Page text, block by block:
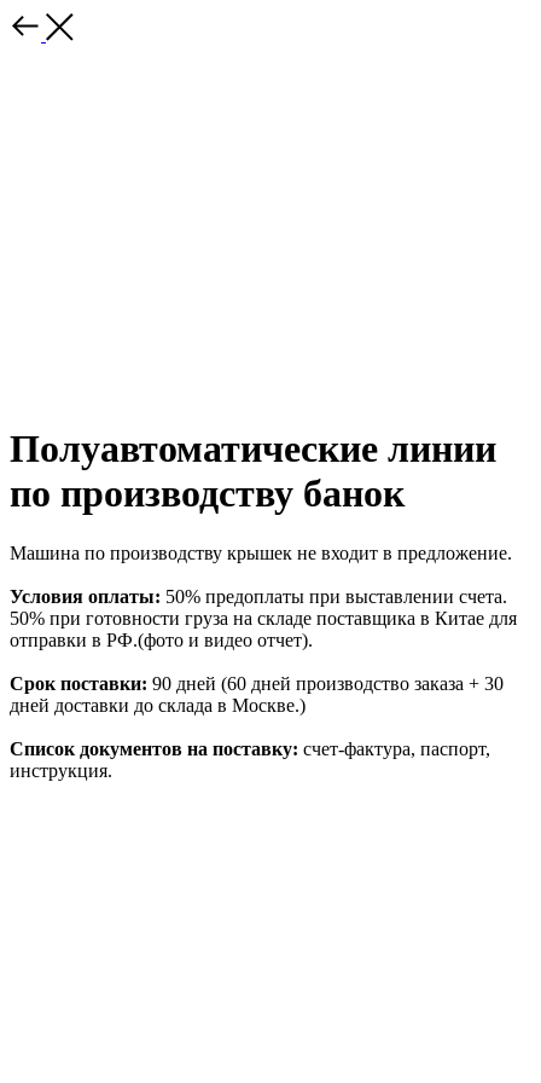
Полуавтоматические линии
по производству банок
Машина по производству крышек не входит в предложение.
Условия оплаты: 50% предоплаты при выставлении счета.
50% при готовности груза на складе поставщика в Китае для
отправки в РФ.(фото и видео отчет).
Срок поставки: 90 дней (60 дней производство заказа + 30
дней доставки до склада в Москве.)
Список документов на поставку: счет-фактура, паспорт,
инструкция.